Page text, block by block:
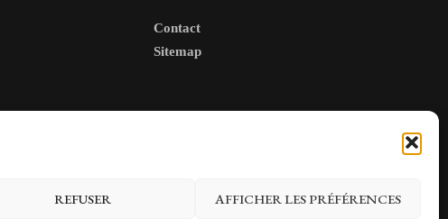
REFUSER AFFICHER LES PRÉFÉRENCES
Contact
Sitemap